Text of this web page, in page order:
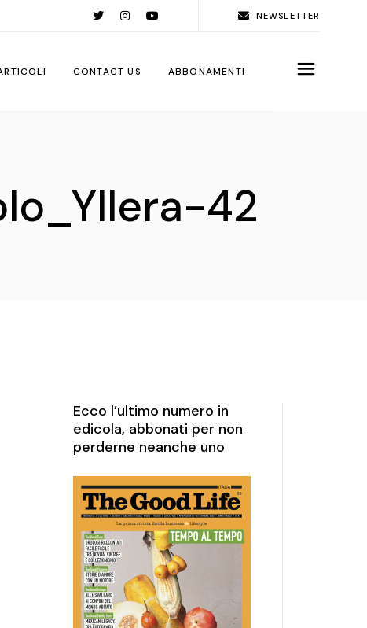
NEWSLETTER
CONTACT US ABBONAMENTI
42
Ecco l’ultimo numero in
edicola, abbonati per non
perderne neanche uno